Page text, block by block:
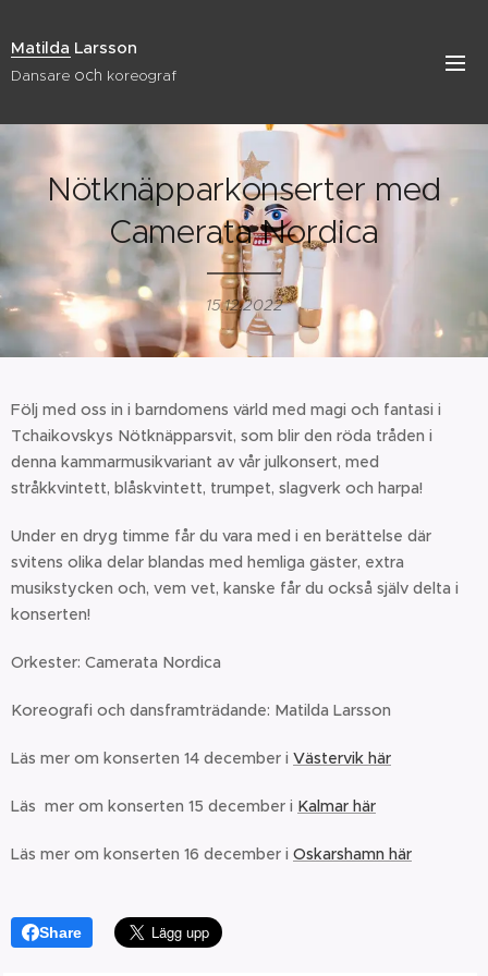
Matilda Larsson
Dansare och koreograf
Nötknäpparkonserter med
Camerata Nordica
15.12.2022
Följ med oss in i barndomens värld med magi och fantasi i
Tchaikovskys Nötknäpparsvit, som blir den röda tråden i
denna kammarmusikvariant av vår julkonsert, med
stråkkvintett, blåskvintett, trumpet, slagverk och harpa!
Under en dryg timme får du vara med i en berättelse där
svitens olika delar blandas med hemliga gäster, extra
musikstycken och, vem vet, kanske får du också själv delta i
konserten!
Orkester: Camerata Nordica
Koreografi och dansframträdande: Matilda Larsson
Läs mer om konserten 14 december i Västervik här
Läs mer om konserten 15 december i Kalmar här
Läs mer om konserten 16 december i Oskarshamn här
Share